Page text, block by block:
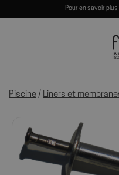
Pour en savoir plus
Piscine / Liners et